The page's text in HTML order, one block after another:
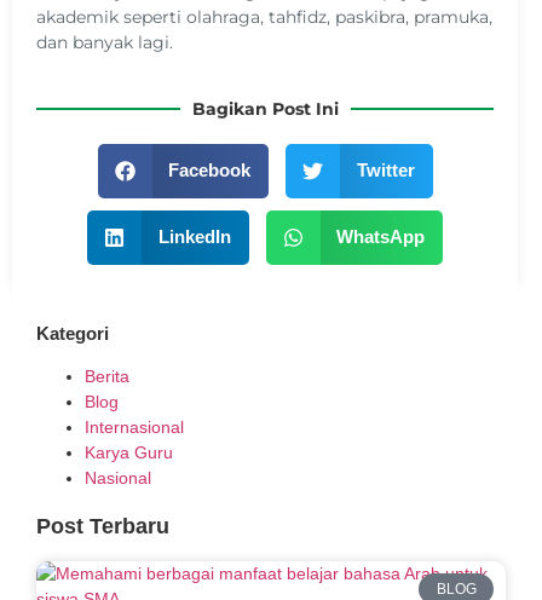
akademik seperti olahraga, tahfidz, paskibra, pramuka,
dan banyak lagi.
Bagikan Post Ini
Facebook Twitter
LinkedIn WhatsApp
Kategori
Berita
Blog
Internasional
Karya Guru
Nasional
Post Terbaru
BLOG